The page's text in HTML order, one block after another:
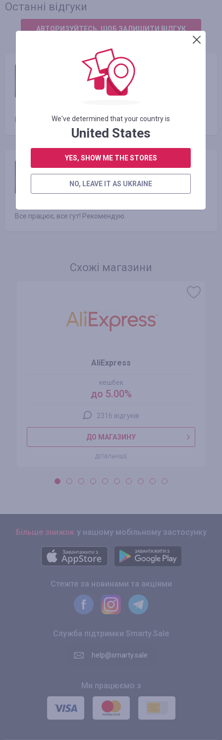
Останні відгуки
АВТОРИЗУЙТЕСЬ, ЩОБ ЗАЛИШИТИ ВІДГУК
Sergii Latypov
21.05.2018 13:16
Все працює, все гут! Рекомендую.
Sergii Latypov
21.05.2018 13:16
Все працює, все гут! Рекомендую.
Схожі магазини
AliExpress
кешбек
до 5.00%
2316 відгуків
ДО МАГАЗИНУ
ДЕТАЛЬНІШЕ
Більше знижок у нашому мобільному застосунку
Стежте за новинами та акціями
Служба підтримки Smarty.Sale
help@smarty.sale
Ми працюємо з
We've determined that your country is
United States
YES, SHOW ME THE STORES
NO, LEAVE IT AS UKRAINE